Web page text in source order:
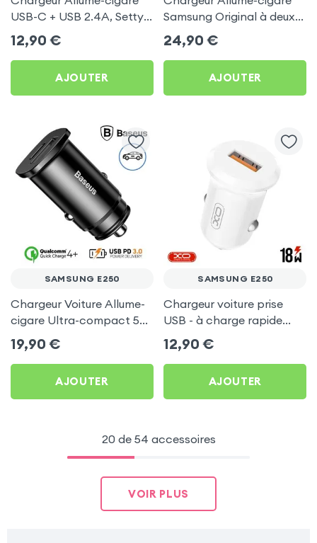
USB-C + USB 2.4A, Setty -
Noir pour Samsung E250
12,90 €
AJOUTER
Samsung Original à deux
ports USB, charge rapide
2A - Noir pour Samsung
E250
24,90 €
AJOUTER
SAMSUNG E250
Chargeur Voiture Allume-
cigare Ultra-compact 5A
avec port USB et USB
Type C by Baseus - Noir
pour Samsung E250
19,90 €
AJOUTER
SAMSUNG E250
Chargeur voiture prise
USB - à charge rapide
puissance 2A - XO pour
Samsung E250
12,90 €
AJOUTER
20 de 54 accessoires
VOIR PLUS